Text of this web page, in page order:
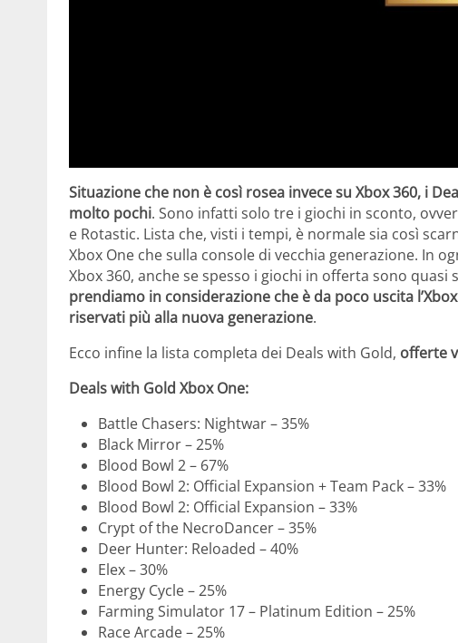
Situazione che non è così rosea invece su Xbox 360, i
molto pochi. Sono infatti solo tre i giochi in sconto,
e Rotastic. Lista che, visti i tempi, è normale sia così
Xbox One che sulla console di vecchia generazione. In
Xbox 360, anche se spesso i giochi in offerta sono
prendiamo in considerazione che è da poco uscita
riservati più alla nuova generazione.
Ecco infine la lista completa dei Deals with Gold, offerte
Deals with Gold Xbox One:
Battle Chasers: Nightwar – 35%
Black Mirror – 25%
Blood Bowl 2 – 67%
Blood Bowl 2: Official Expansion + Team Pack – 33%
Blood Bowl 2: Official Expansion – 33%
Crypt of the NecroDancer – 35%
Deer Hunter: Reloaded – 40%
Elex – 30%
Energy Cycle – 25%
Farming Simulator 17 – Platinum Edition – 25%
Race Arcade – 25%